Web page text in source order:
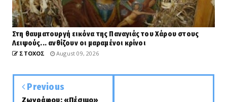
Στη θαυματουργή εικόνα της Παναγιάς του Χάρου στους
Λειψούς... ανθίζουν οι μαραμένοι κρίνοι
ΣΤΟΧΟΣ August 09, 2026
Previous
Ζωγράφου: «Πέσιμο»